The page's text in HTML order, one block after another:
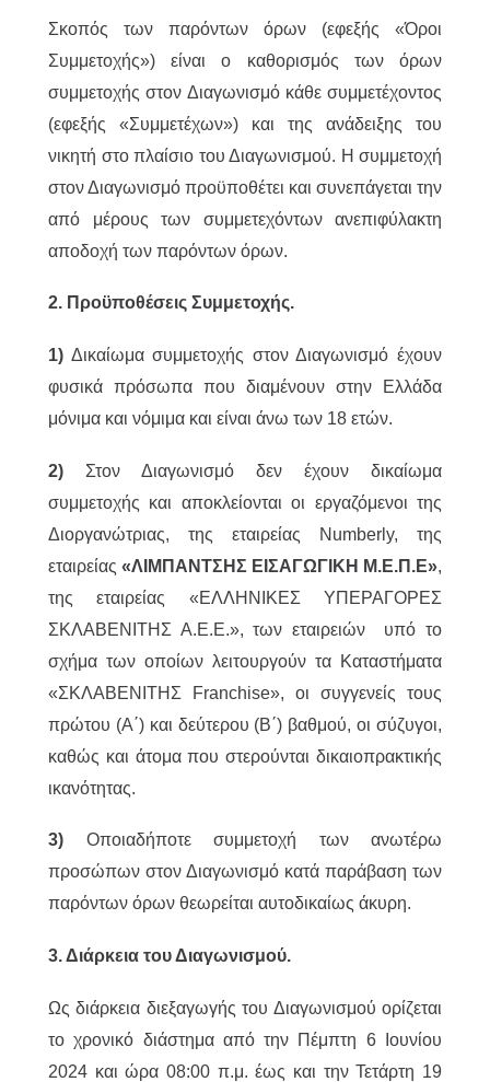
Σκοπός των παρόντων όρων (εφεξής «Όροι
Συμμετοχής») είναι ο καθορισμός των όρων
συμμετοχής στον Διαγωνισμό κάθε συμμετέχοντος
(εφεξής «Συμμετέχων») και της ανάδειξης του
νικητή στο πλαίσιο του Διαγωνισμού. Η συμμετοχή
στον Διαγωνισμό προϋποθέτει και συνεπάγεται την
από μέρους των συμμετεχόντων ανεπιφύλακτη
αποδοχή των παρόντων όρων.
2. Προϋποθέσεις Συμμετοχής.
1) Δικαίωμα συμμετοχής στον Διαγωνισμό έχουν
φυσικά πρόσωπα που διαμένουν στην Ελλάδα
μόνιμα και νόμιμα και είναι άνω των 18 ετών.
2) Στον Διαγωνισμό δεν έχουν δικαίωμα
συμμετοχής και αποκλείονται οι εργαζόμενοι της
Διοργανώτριας, της εταιρείας Numberly, της
εταιρείας «ΛΙΜΠΑΝΤΣΗΣ ΕΙΣΑΓΩΓΙΚΗ Μ.Ε.Π.Ε»,
της εταιρείας «ΕΛΛΗΝΙΚΕΣ ΥΠΕΡΑΓΟΡΕΣ
ΣΚΛΑΒΕΝΙΤΗΣ Α.Ε.Ε.», των εταιρειών υπό το
σχήμα των οποίων λειτουργούν τα Καταστήματα
«ΣΚΛΑΒΕΝΙΤΗΣ Franchise», οι συγγενείς τους
πρώτου (Α΄) και δεύτερου (Β΄) βαθμού, οι σύζυγοι,
καθώς και άτομα που στερούνται δικαιοπρακτικής
ικανότητας.
3) Οποιαδήποτε συμμετοχή των ανωτέρω
προσώπων στον Διαγωνισμό κατά παράβαση των
παρόντων όρων θεωρείται αυτοδικαίως άκυρη.
3. Διάρκεια του Διαγωνισμού.
Ως διάρκεια διεξαγωγής του Διαγωνισμού ορίζεται
το χρονικό διάστημα από την Πέμπτη 6 Ιουνίου
2024 και ώρα 08:00 π.μ. έως και την Τετάρτη 19